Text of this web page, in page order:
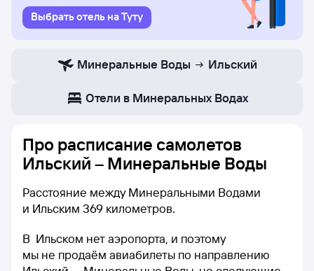
Выбрать отель на Туту
Минеральные Воды Ильский
Отели в Минеральных Водах
Про расписание самолетов
Ильский – Минеральные Воды
Расстояние между Минеральными Водами
и Ильским 369 километров.
В Ильском нет аэропорта, и поэтому
мы не продаём авиабилеты по направлению